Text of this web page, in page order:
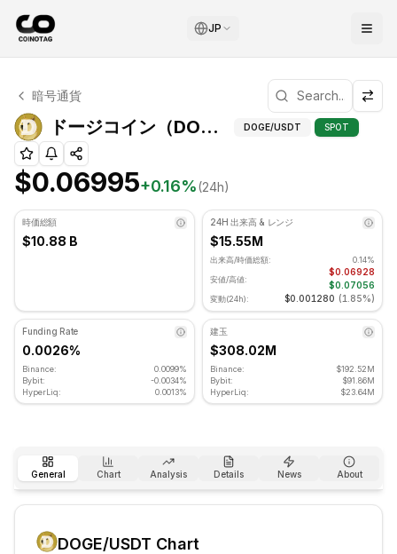
JP
ドージコイン テクニカル分析
ドージコイン 現在 $0.06995 で取引されています. RSI指
暗号通貨
ドージコイン（DOGE）サポート・レジスタンスレベル DOGE/USDT SPOT
$0.06995+0.16%(24h)
時価総額
$10.88 B
24H 出来高 & レンジ
$15.55M
出来高/時価総額:
0.14%
安値/高値:
$0.06928
$0.07056
変動(24h): $0.001280 (1.85%)
Funding Rate
0.0026%
Binance:
0.0099%
Bybit:
-0.0034%
HyperLiq:
0.0013%
建玉
$308.02M
Binance:
$192.52M
Bybit:
$91.86M
HyperLiq:
$23.64M
General Chart Analysis Details News About
DOGE/USDT Chart